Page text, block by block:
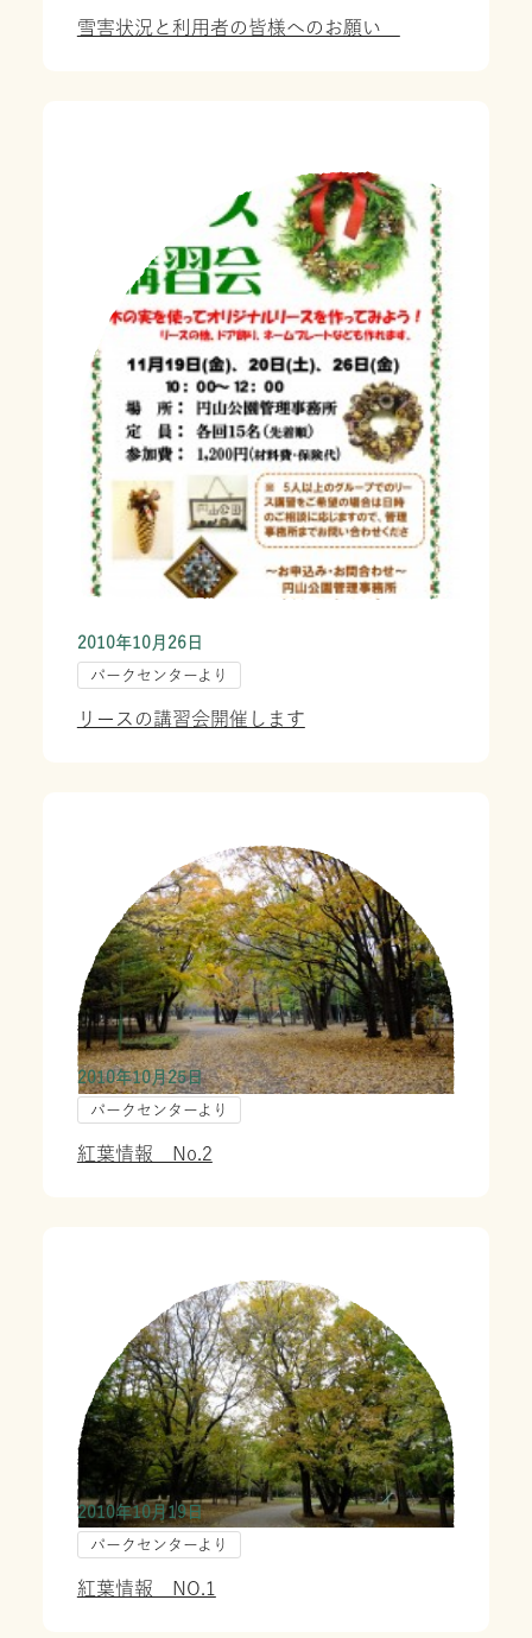
雪害状況と利用者の皆様へのお願い
2010年10月26日
パークセンターより
リースの講習会開催します
2010年10月25日
パークセンターより
紅葉情報 No.2
2010年10月19日
パークセンターより
紅葉情報 NO.1